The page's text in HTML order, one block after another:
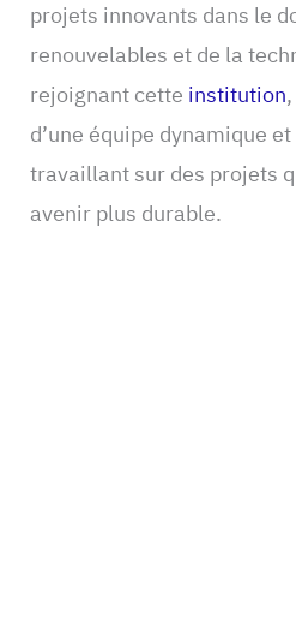
projets innovants dans le
renouvelables et de la
rejoignant cette institution
d’une équipe dynamique
travaillant sur des projets
avenir plus durable.